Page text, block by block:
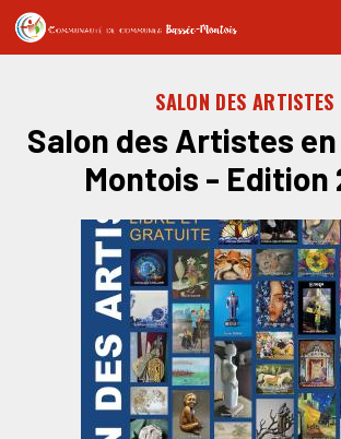
SALON DES ARTISTES
Salon des Artistes
Montois - Edition